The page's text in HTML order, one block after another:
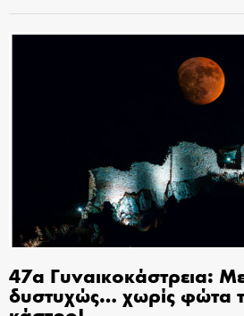
47α Γυναικοκάστρεια:
δυστυχώς… χωρίς φώτα